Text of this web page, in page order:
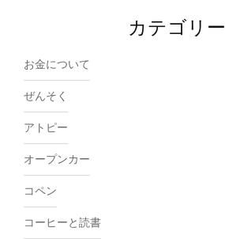
カテゴリー
お金について
ぜんそく
アトピー
オープンカー
コペン
コーヒーと読書